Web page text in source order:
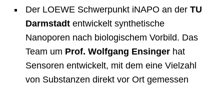
Der LOEWE Schwerpunkt iNAPO an der TU
Darmstadtentwickelt synthetische
Nanoporen nach biologischem Vorbild. Das
Team um Prof. Wolfgang Ensingerhat
Sensoren entwickelt, mit dem eine Vielzahl
von Substanzen direkt vor Ort gemessen